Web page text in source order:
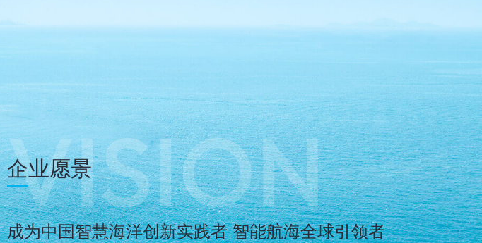
企业愿景
VISION
成为中国智慧海洋创新实践者 智能航海全球引领者